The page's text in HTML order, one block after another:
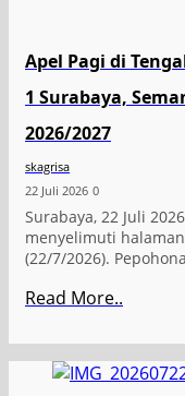
Apel Pagi di
1 Surabaya,
2026/2027
skagrisa
22 Juli 2026 0
Surabaya, 22 Juli
menyelimuti halaman
(22/7/2026).
Read More..